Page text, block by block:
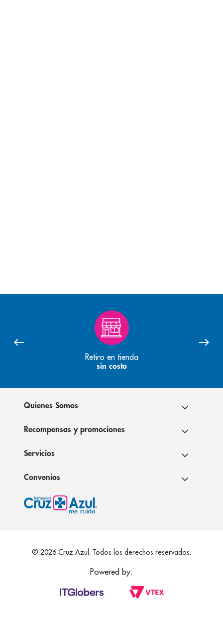
Retiro en tienda
sin costo
Quienes Somos
Recompensas y promociones
Servicios
Convenios
© 2026 Cruz Azul. Todos los derechos reservados.
Powered by: